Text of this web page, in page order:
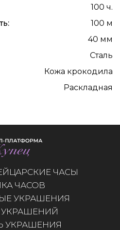
100 ч.
100 м
40 мм
Сталь
Кожа крокодила
Раскладная
ЧАСЫ
ЧАСОВ
УКРАШЕНИЯ
УКРАШЕНИЙ
УКРАШЕНИЯ